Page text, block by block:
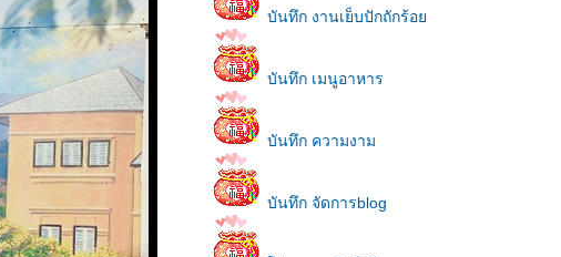
บันทึก งานเย็บปักถักร้อ
บันทึก เมนูอาหาร
บันทึก ความงาม
บันทึก จัดการblog